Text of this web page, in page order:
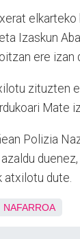
Izaskun
ere izan
zituzten
Mate
Polizia
azaldu
atxilotu dute.
NAFARROA